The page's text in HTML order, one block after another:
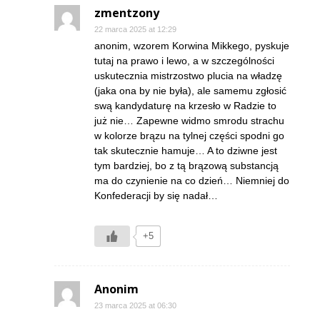
zmentzony
22 marca 2025 at 12:29
anonim, wzorem Korwina Mikkego, pyskuje
tutaj na prawo i lewo, a w szczególności
uskutecznia mistrzostwo plucia na władzę
(jaka ona by nie była), ale samemu zgłosić
swą kandydaturę na krzesło w Radzie to
już nie… Zapewne widmo smrodu strachu
w kolorze brązu na tylnej części spodni go
tak skutecznie hamuje… A to dziwne jest
tym bardziej, bo z tą brązową substancją
ma do czynienie na co dzień… Niemniej do
Konfederacji by się nadał…
+5
Anonim
23 marca 2025 at 06:30